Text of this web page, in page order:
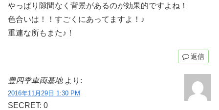
やっぱり隙間なく背景があるのが効果的ですよね！
色合いは！！すごくにあってますよ！♪
重連な所もまた♪！
返信
豊四季車両基地 より:
2016年11月29日 1:30 PM
SECRET: 0